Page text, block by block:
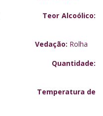
Teor Alcoólico:
Vedação: Rolha
Quantidade:
Temperatura de